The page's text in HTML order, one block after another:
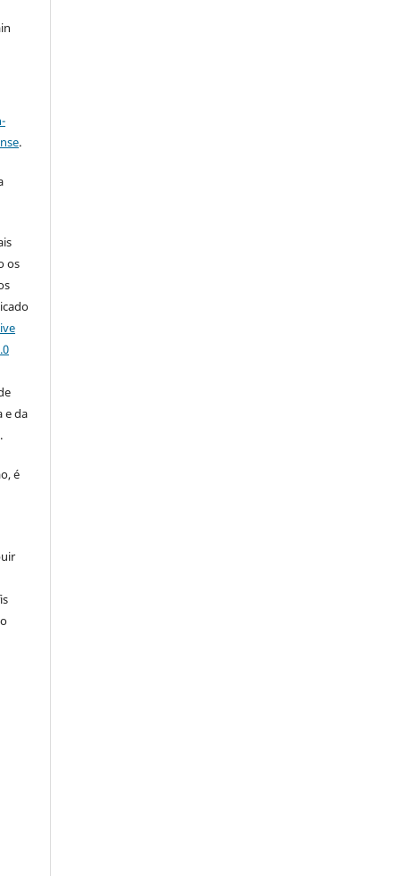
.
os
e da
.
é